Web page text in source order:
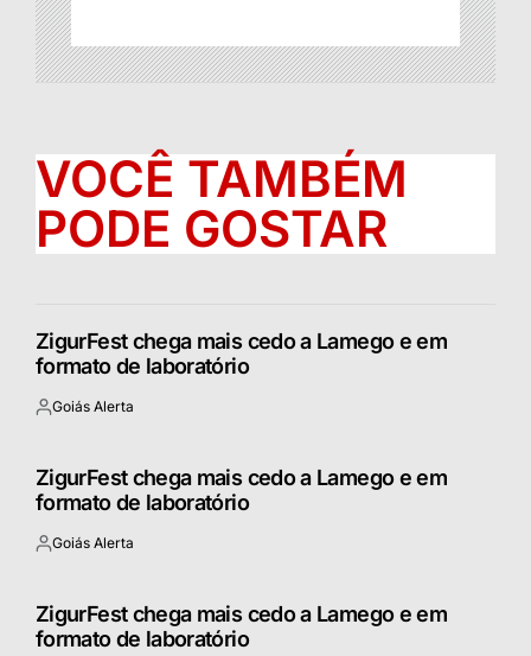
VOCÊ TAMBÉM
PODE GOSTAR
ZigurFest chega mais cedo a Lamego e em
formato de laboratório
Postado
Goiás Alerta
ZigurFest chega mais cedo a Lamego e em
formato de laboratório
Postado
Goiás Alerta
ZigurFest chega mais cedo a Lamego e em
formato de laboratório